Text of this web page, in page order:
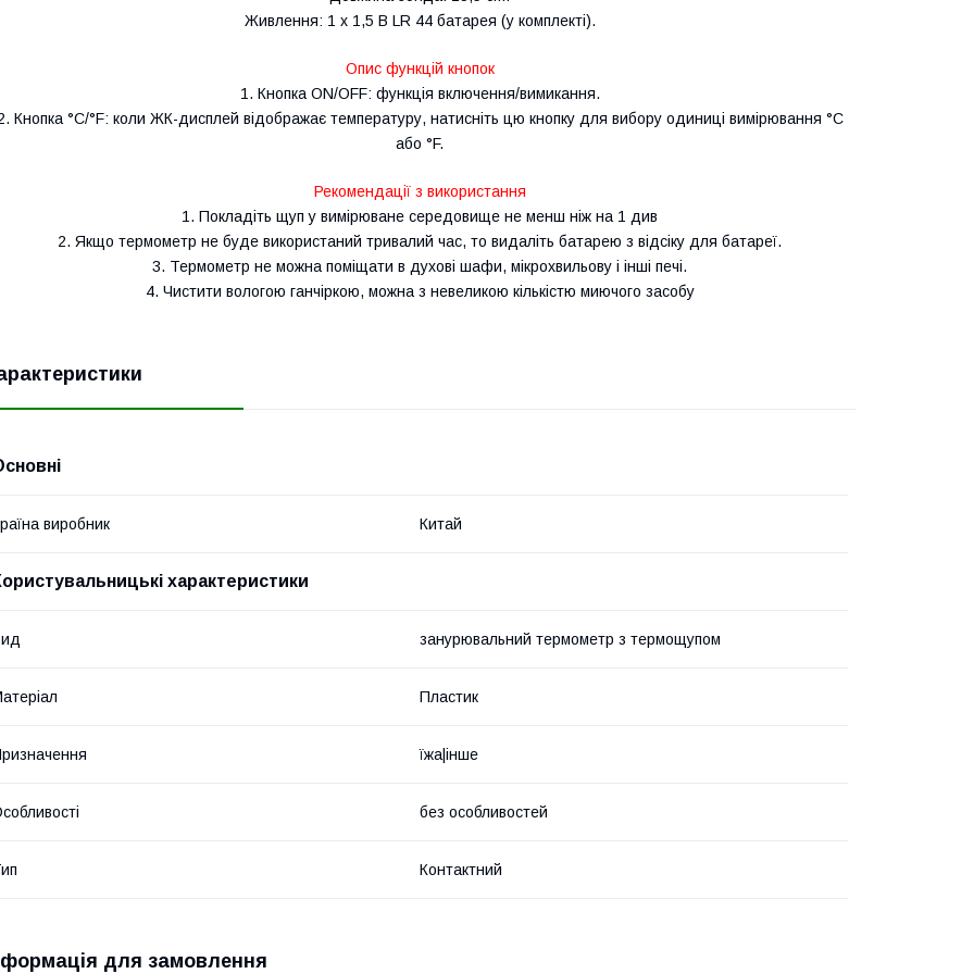
Живлення: 1 х 1,5 В LR 44 батарея (у комплекті).
Опис функцій кнопок
1. Кнопка ON/OFF: функція включення/вимикання.
Кнопка °С/°F: коли ЖК-дисплей відображає температуру, натисніть цю кнопку для вибору одиниці вимірювання °С
або °F.
Рекомендації з використання
1. Покладіть щуп у вимірюване середовище не менш ніж на 1 див
2. Якщо термометр не буде використаний тривалий час, то видаліть батарею з відсіку для батареї.
3. Термометр не можна поміщати в духові шафи, мікрохвильову і інші печі.
4. Чистити вологою ганчіркою, можна з невеликою кількістю миючого засобу
виробник Китай
характеристики
занурювальний термометр з термощупом
Пластик
їжа|інше
без особливостей
Контактний
для замовлення